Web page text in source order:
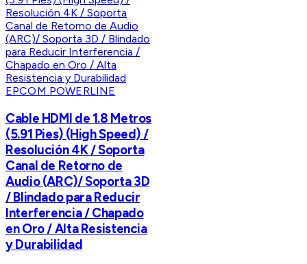
EPCOM POWERLINE
Cable HDMI de 1.8 Metros
(5.91 Pies) (High Speed) /
Resolución 4K / Soporta
Canal de Retorno de
Audio (ARC)/ Soporta 3D
/ Blindado para Reducir
Interferencia / Chapado
en Oro / Alta Resistencia
y Durabilidad